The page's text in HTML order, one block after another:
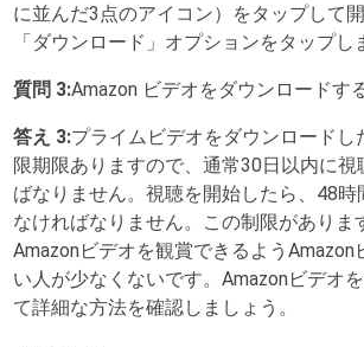
に並んだ3点のアイコン）をタップして
「ダウンロード」オプションをタップし
質問 3:Amazon ビデオをダウンロードす
答え 3:プライムビデオをダウンロードし
限期限ありますので、通常30日以内に
ばなりません。視聴を開始したら、48時
なければなりません。この制限がありま
Amazonビデオを観賞できるようAmazon
い人が少なくないです。Amazonビデオ
て詳細な方法を確認しましょう。